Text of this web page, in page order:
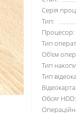
Серія
Тип:
Процесор:
Тип
Об'єм
Тип
Тип
Відеокарта:
Обсяг HDD: